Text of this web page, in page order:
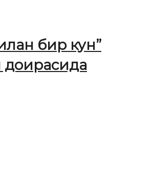
бир кун”
доирасида